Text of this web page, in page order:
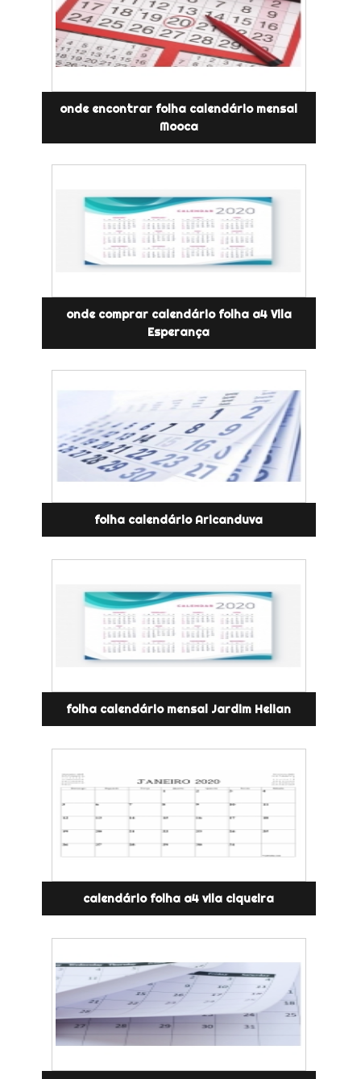
onde encontrar folha calendário mensal
Mooca
onde comprar calendário folha a4 Vila
Esperança
folha calendário Aricanduva
folha calendário mensal Jardim Helian
calendário folha a4 vila ciqueira